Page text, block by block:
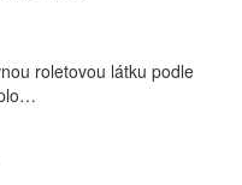
roletovou látku podle